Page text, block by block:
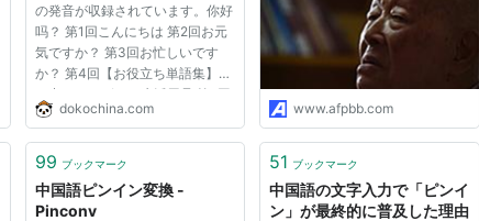
の発音が収録されています。你好
吗？ 第1回こんにちは 第2回お元
気ですか？ 第3回お忙しいです
か？ 第4回【お役立ち単語集】家
の中のさまざまな生活用品 第5回
お名前は？ 第6回今日は何月何
人家族ですか? 第9回【お役立ち
基...
dokochina.com www.afpbb.com
99 ブックマーク
中国語ピンイン変換 -
Pinconv
51 ブックマーク
中国語の文字入力で「ピンイ
ン」が最終的に普及した理由